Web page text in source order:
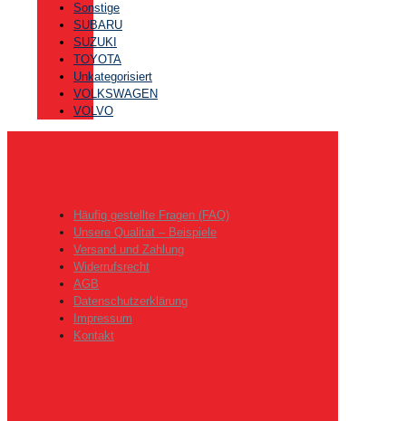
Sonstige
SUBARU
SUZUKI
TOYOTA
Unkategorisiert
VOLKSWAGEN
VOLVO
Häufig gestellte Fragen (FAQ)
Unsere Qualitat – Beispiele
Versand und Zahlung
Widerrufsrecht
AGB
Datenschutzerklärung
Impressum
Kontakt